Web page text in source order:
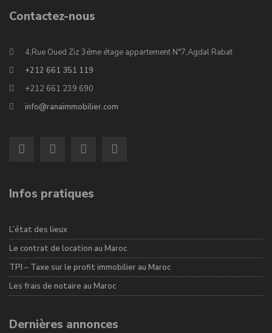
Contactez-nous
4,Rue Oued Ziz 3éme étage appartement N°7,Agdal Rabat
+212 661 351 119
+212 661 239 690
info@ranaimmobilier.com
Infos pratiques
L’état des lieux
Le contrat de location au Maroc
TPI – Taxe sur le profit immobilier au Maroc
Les frais de notaire au Maroc
Dernières annonces